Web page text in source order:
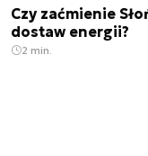
Czy zaćmienie
dostaw energii?
2 min.